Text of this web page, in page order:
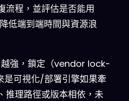
流程，並評估是否能用
低端到端時間與資源浪
強，鎖定（vendor lock-
是可視化/部署引擎如果牽
推理路徑或版本相依，未